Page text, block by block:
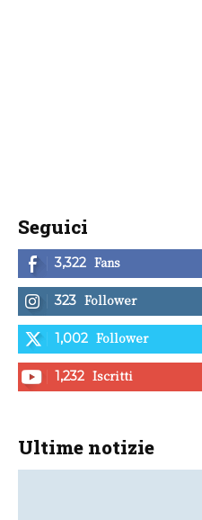
Seguici
3,322 Fans
323 Follower
1,002 Follower
1,232 Iscritti
Ultime notizie